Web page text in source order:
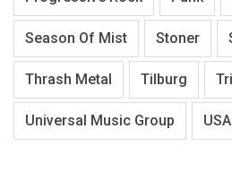
Season Of Mist Stoner
Thrash Metal Tilburg
Universal Music Group USA